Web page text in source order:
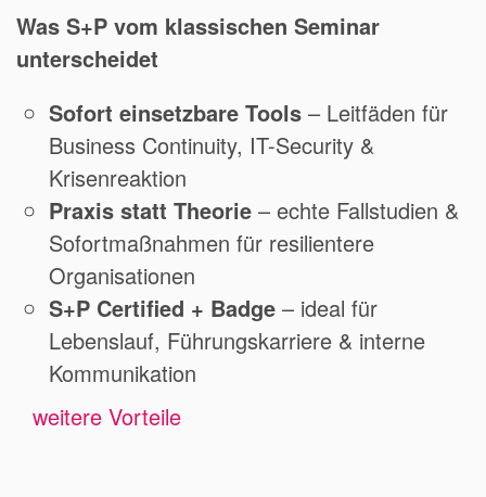
Was S+P vom klassischen Seminar
unterscheidet
Sofort einsetzbare Tools – Leitfäden für
Business Continuity, IT-Security &
Krisenreaktion
Praxis statt Theorie – echte Fallstudien &
Sofortmaßnahmen für resilientere
Organisationen
S+P Certified + Badge – ideal für
Lebenslauf, Führungskarriere & interne
Kommunikation
weitere Vorteile